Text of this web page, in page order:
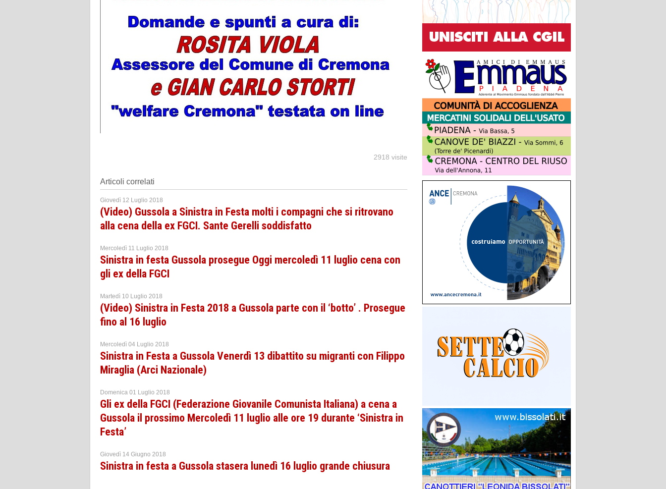
2918 visite
Articoli correlati
Giovedì 12 Luglio 2018
(Video) Gussola a Sinistra in Festa molti i compagni che si ritrovano
alla cena della ex FGCI. Sante Gerelli soddisfatto
Mercoledì 11 Luglio 2018
Sinistra in festa Gussola prosegue Oggi mercoledì 11 luglio cena con
gli ex della FGCI
Martedì 10 Luglio 2018
(Video) Sinistra in Festa 2018 a Gussola parte con il ‘botto’ . Prosegue
fino al 16 luglio
Mercoledì 04 Luglio 2018
Sinistra in Festa a Gussola Venerdì 13 dibattito su migranti con Filippo
Miraglia (Arci Nazionale)
Domenica 01 Luglio 2018
Gli ex della FGCI (Federazione Giovanile Comunista Italiana) a cena a
Gussola il prossimo Mercoledì 11 luglio alle ore 19 durante ‘Sinistra in
Festa’
Giovedì 14 Giugno 2018
Sinistra in festa a Gussola stasera lunedì 16 luglio grande chiusura